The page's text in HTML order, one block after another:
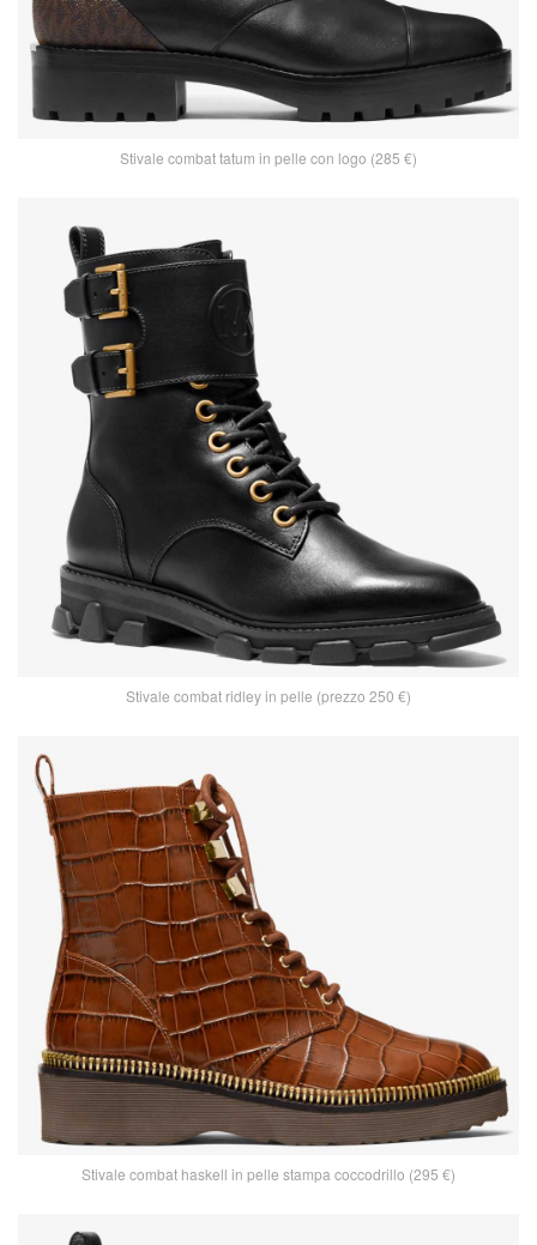
Stivale combat tatum in pelle con logo (285 €)
Stivale combat ridley in pelle (prezzo 250 €)
Stivale combat haskell in pelle stampa coccodrillo (295 €)